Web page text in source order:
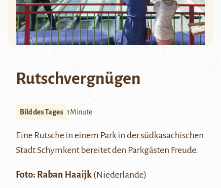
Rutschvergnügen
Bild des Tages 1Minute
Eine Rutsche in einem Park in der südkasachischen
Stadt Schymkent bereitet den Parkgästen Freude.
Foto: Raban Haaijk (Niederlande)